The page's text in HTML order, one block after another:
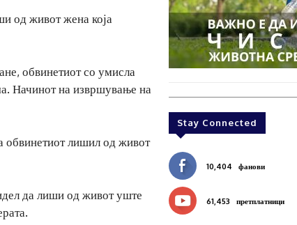
од живот жена која
обвинетиот со умисла
Начинот на извршување на
обвинетиот лишил од живот
да лиши од живот уште
Stay Connected
10,404 фанови
61,453 претплатници